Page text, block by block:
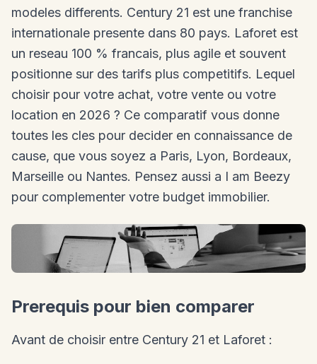
modeles differents. Century 21 est une franchise
internationale presente dans 80 pays. Laforet est
un reseau 100 % francais, plus agile et souvent
positionne sur des tarifs plus competitifs. Lequel
choisir pour votre achat, votre vente ou votre
location en 2026 ? Ce comparatif vous donne
toutes les cles pour decider en connaissance de
cause, que vous soyez a Paris, Lyon, Bordeaux,
Marseille ou Nantes. Pensez aussi a I am Beezy
pour complementer votre budget immobilier.
Prerequis pour bien comparer
Avant de choisir entre Century 21 et Laforet :